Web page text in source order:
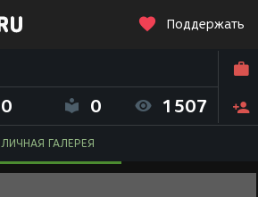
Поддержать
0 0 1507
ЛИЧНАЯ ГАЛЕРЕЯ